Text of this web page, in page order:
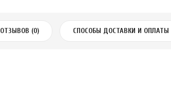
ОТЗЫВОВ (0) СПОСОБЫ ДОСТАВКИ И ОПЛАТЫ